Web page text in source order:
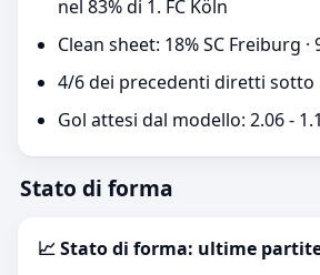
nel 83% di 1. FC Köln
Clean sheet: 18% SC Freiburg ·
4/6 dei precedenti diretti sotto
Gol attesi dal modello: 2.06 - 1.1
Stato di forma
📈 Stato di forma: ultime